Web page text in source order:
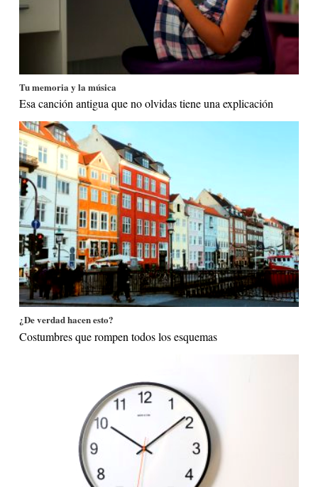
Tu memoria y la música
Esa canción antigua que no olvidas tiene una explicación
¿De verdad hacen esto?
Costumbres que rompen todos los esquemas